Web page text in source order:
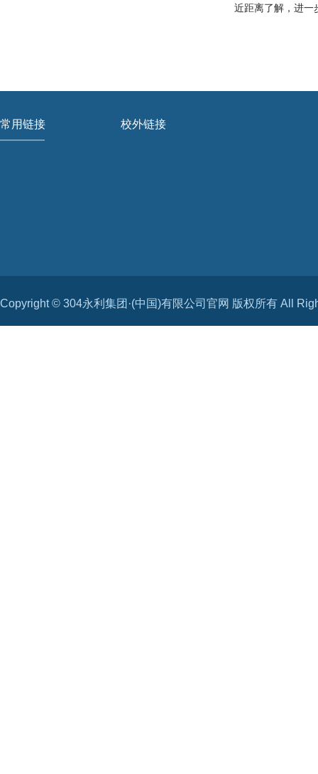
近距离了解，进一
常用链接 校外链接
Copyright © 304永利集团·(中国)有限公司官网 版权所有 All